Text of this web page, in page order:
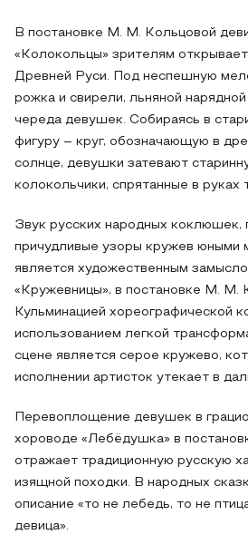
В постановке М. М. Кольцовой
«Колокольцы» зрителям
Древней Руси. Под неспешную
рожка и свирели, льняной
череда девушек. Собираясь в
фигуру – круг, обозначающую в
солнце, девушки затевают
колокольчики, спрятанные в руках
Звук русских народных коклюшек,
причудливые узоры кружев юными
является художественным
«Кружевницы», в постановке М. М.
Кульминацией хореографической
использованием легкой
сцене является серое кружево,
исполнении артисток утекает в
Перевоплощение девушек в
хороводе «Лебёдушка» в
отражает традиционную русскую
изящной походки. В народных
описание «то не лебедь, то не
девица».